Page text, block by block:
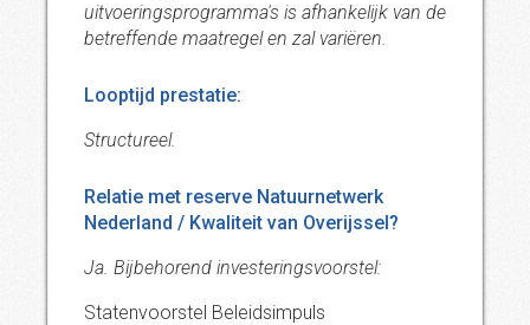
uitvoeringsprogramma's is afhankelijk van de
betreffende maatregel en zal variëren.
Looptijd prestatie:
Structureel.
Relatie met reserve Natuurnetwerk
Nederland / Kwaliteit van Overijssel?
Ja. Bijbehorend investeringsvoorstel:
Statenvoorstel Beleidsimpuls